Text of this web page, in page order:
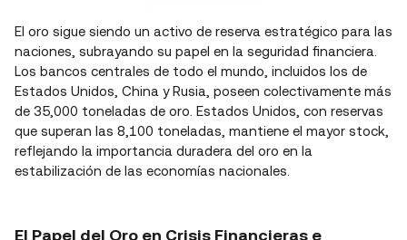
El oro sigue siendo un activo de reserva estratégico para las
naciones, subrayando su papel en la seguridad financiera.
Los bancos centrales de todo el mundo, incluidos los de
Estados Unidos, China y Rusia, poseen colectivamente más
de 35,000 toneladas de oro. Estados Unidos, con reservas
que superan las 8,100 toneladas, mantiene el mayor stock,
reflejando la importancia duradera del oro en la
estabilización de las economías nacionales.
El Papel del Oro en Crisis Financieras e